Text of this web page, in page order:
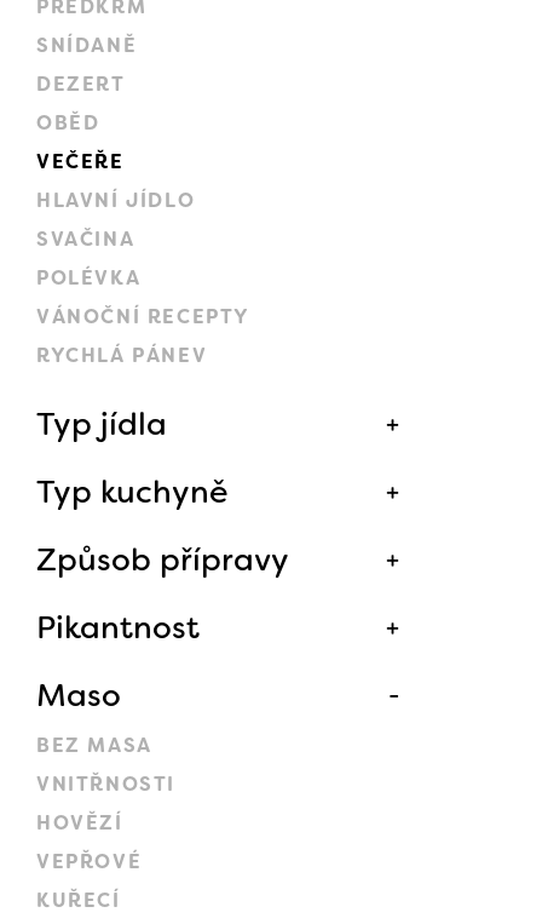
PŘEDKRM
SNÍDANĚ
DEZERT
OBĚD
VEČEŘE
HLAVNÍ JÍDLO
SVAČINA
POLÉVKA
VÁNOČNÍ RECEPTY
RYCHLÁ PÁNEV
Typ jídla
Typ kuchyně
Způsob přípravy
Pikantnost
Maso
BEZ MASA
VNITŘNOSTI
HOVĚZÍ
VEPŘOVÉ
KUŘECÍ